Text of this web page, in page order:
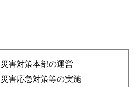
災害対策本部の運営
災害応急対策等の実施